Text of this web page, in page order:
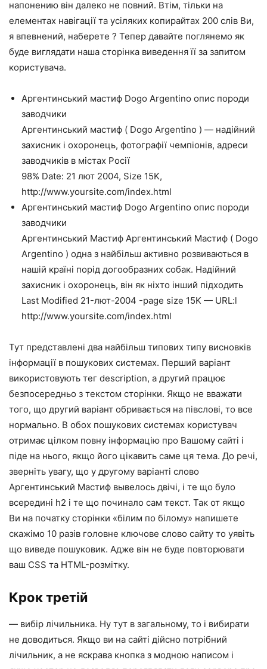
напонению він далеко не повний. Втім, тільки на
елементах навігації та усіляких копирайтах 200 слів Ви,
я впевнений, наберете ? Тепер давайте поглянемо як
буде виглядати наша сторінка виведення її за запитом
користувача.
Аргентинський мастиф Dogo Argentino опис породи
заводчики
Аргентинський мастиф ( Dogo Argentino ) — надійний
захисник і охоронець, фотографії чемпіонів, адреси
заводчиків в містах Росії
98% Date: 21 лют 2004, Size 15K,
http://www.yoursite.com/index.html
Аргентинський мастиф Dogo Argentino опис породи
заводчики
Аргентинський Мастиф Аргентинський Мастиф ( Dogo
Argentino ) одна з найбільш активно розвиваються в
нашій країні порід догообразних собак. Надійний
захисник і охоронець, він як ніхто інший підходить
Last Modified 21-лют-2004 -page size 15K — URL:l
http://www.yoursite.com/index.html
Тут представлені два найбільш типових типу висновків
інформації в пошукових системах. Перший варіант
використовують тег description, а другий працює
безпосередньо з текстом сторінки. Якщо не вважати
того, що другий варіант обривається на півслові, то все
нормально. В обох пошукових системах користувач
отримає цілком повну інформацію про Вашому сайті і
піде на нього, якщо його цікавить саме ця тема. До речі,
зверніть увагу, що у другому варіанті слово
Аргентинський Мастиф вывелось двічі, і те що було
всередині h2 і те що починало сам текст. Так от якщо
Ви на початку сторінки «білим по білому» напишете
скажімо 10 разів головне ключове слово сайту то уявіть
що виведе пошуковик. Адже він не буде повторювати
ваш CSS та HTML-розмітку.
Крок третій
— вибір лічильника. Ну тут в загальному, то і вибирати
не доводиться. Якщо ви на сайті дійсно потрібний
лічильник, а не яскрава кнопка з модною написом і